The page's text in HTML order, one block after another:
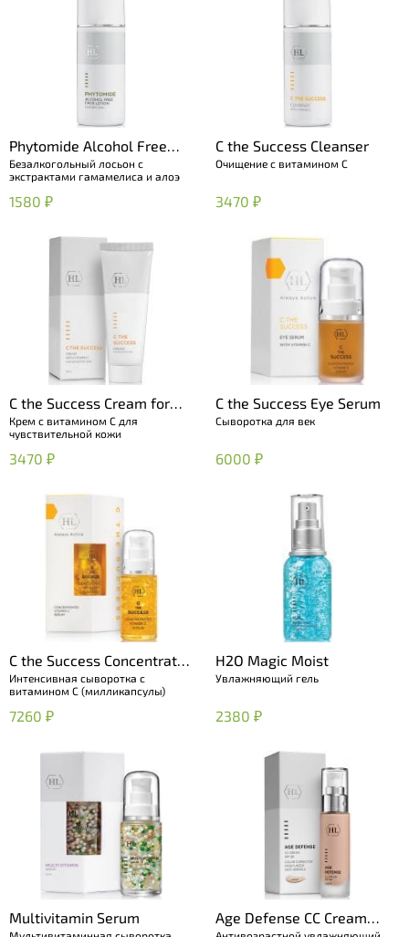
Phytomide Alcohol Free
Face Lotion
Безалкогольный лосьон с
экстрактами гамамелиса и алоэ
1580 ₽
C the Success Cleanser
Очищение с витамином C
3470 ₽
C the Success Cream for
Sensitive Skin
Крем с витамином C для
чувствительной кожи
3470 ₽
C the Success Eye Serum
Сыворотка для век
6000 ₽
C the Success Concentrated
Vitamin C Serum
Интенсивная сыворотка с
витамином С (милликапсулы)
7260 ₽
H2O Magic Moist
Увлажняющий гель
2380 ₽
Multivitamin Serum
Age Defense CC Cream